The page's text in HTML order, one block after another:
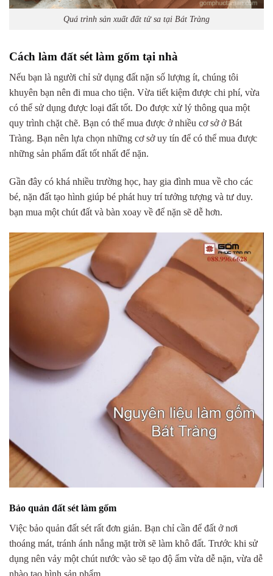
Quá trình sản xuất đất tử sa tại Bát Tràng
Cách làm đất sét làm gốm tại nhà
Nếu bạn là người chỉ sử dụng đất nặn số lượng ít, chúng tôi
khuyên bạn nên đi mua cho tiện. Vừa tiết kiệm được chi phí, vừa
có thể sử dụng được loại đất tốt. Do được xử lý thông qua một
quy trình chặt chẽ. Bạn có thể mua được ở nhiều cơ sở ở Bát
Tràng. Bạn nên lựa chọn những cơ sở uy tín để có thể mua được
những sản phẩm đất tốt nhất để nặn.
Gần đây có khá nhiều trường học, hay gia đình mua về cho các
bé, nặn đất tạo hình giúp bé phát huy trí tưởng tượng và tư duy.
bạn mua một chút đất và bàn xoay về để nặn sẽ dễ hơn.
Bảo quản đất sét làm gốm
Việc bảo quản đất sét rất đơn giản. Bạn chỉ cần để đất ở nơi
thoáng mát, tránh ánh nắng mặt trời sẽ làm khô đất. Trước khi sử
dụng nên vảy một chút nước vào sẽ tạo độ ẩm vừa dễ nặn, vừa dễ
nhào tạo hình sản phẩm.